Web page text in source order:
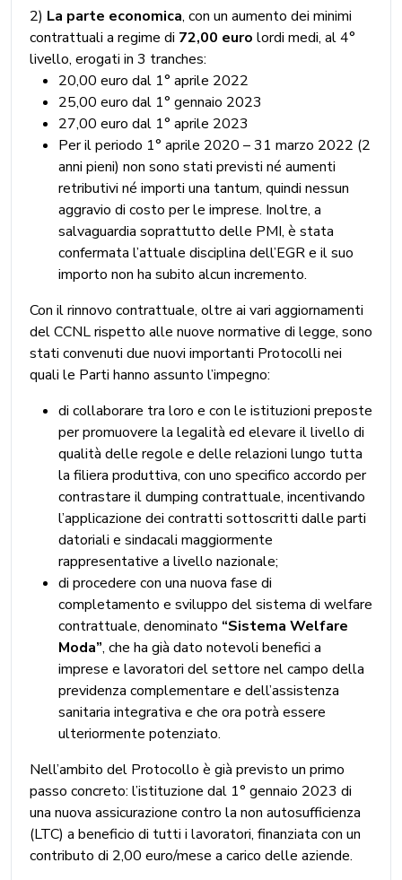
2) La parte economica, con un aumento dei minimi
contrattuali a regime di 72,00 euro lordi medi, al 4°
livello, erogati in 3 tranches:
20,00 euro dal 1° aprile 2022
25,00 euro dal 1° gennaio 2023
27,00 euro dal 1° aprile 2023
Per il periodo 1° aprile 2020 – 31 marzo 2022 (2
anni pieni) non sono stati previsti né aumenti
retributivi né importi una tantum, quindi nessun
aggravio di costo per le imprese. Inoltre, a
salvaguardia soprattutto delle PMI, è stata
confermata l’attuale disciplina dell’EGR e il suo
importo non ha subito alcun incremento.
Con il rinnovo contrattuale, oltre ai vari aggiornamenti
del CCNL rispetto alle nuove normative di legge, sono
stati convenuti due nuovi importanti Protocolli nei
quali le Parti hanno assunto l’impegno:
di collaborare tra loro e con le istituzioni preposte
per promuovere la legalità ed elevare il livello di
qualità delle regole e delle relazioni lungo tutta
la filiera produttiva, con uno specifico accordo per
contrastare il dumping contrattuale, incentivando
l’applicazione dei contratti sottoscritti dalle parti
datoriali e sindacali maggiormente
rappresentative a livello nazionale;
di procedere con una nuova fase di
completamento e sviluppo del sistema di welfare
contrattuale, denominato “Sistema Welfare
Moda”, che ha già dato notevoli benefici a
imprese e lavoratori del settore nel campo della
previdenza complementare e dell’assistenza
sanitaria integrativa e che ora potrà essere
ulteriormente potenziato.
Nell’ambito del Protocollo è già previsto un primo
passo concreto: l’istituzione dal 1° gennaio 2023 di
una nuova assicurazione contro la non autosufficienza
(LTC) a beneficio di tutti i lavoratori, finanziata con un
contributo di 2,00 euro/mese a carico delle aziende.